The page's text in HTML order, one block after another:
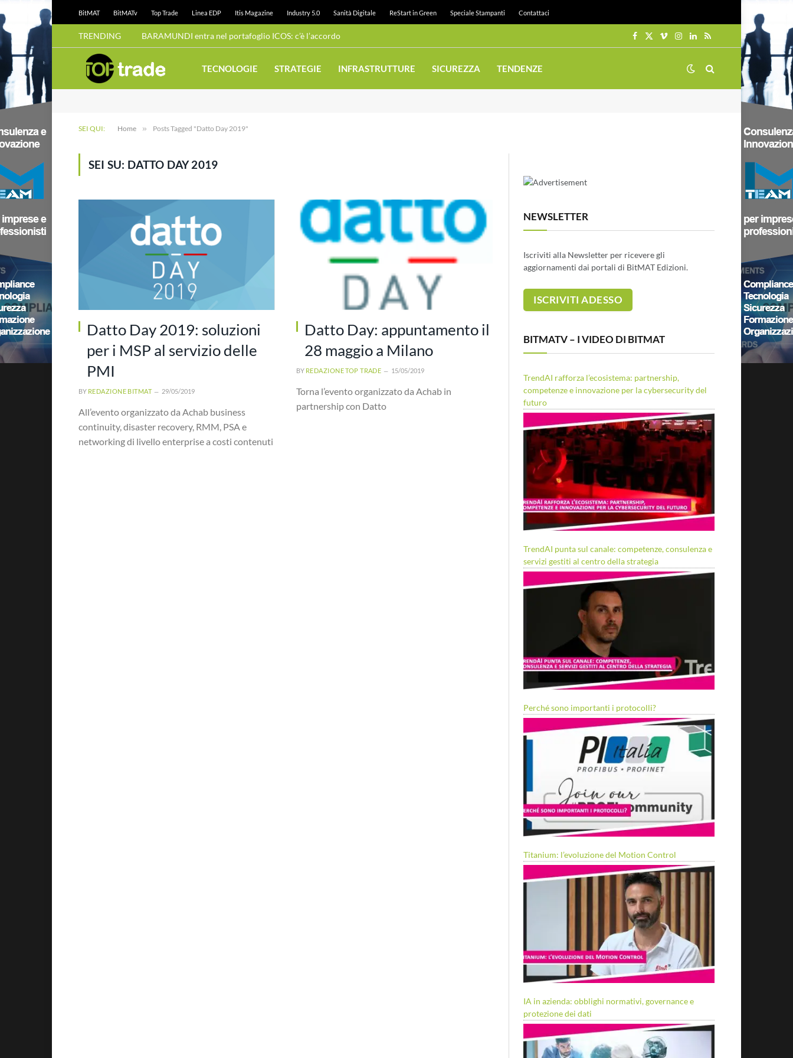
BitMAT BitMATv Top Trade Linea EDP Itis Magazine Industry 5.0 Sanità Digitale ReStart in Green Speciale Stampanti Contattaci
TRENDING BARAMUNDI entra nel portafoglio ICOS: c’è l’accordo
Facebook
X
VimeoInstagram
LinkedIn
RSS
TECNOLOGIE STRATEGIE INFRASTRUTTURE SICUREZZA TENDENZE
SEI QUI: Home » Posts Tagged "Datto Day 2019"
SEI SU: DATTO DAY 2019
Datto Day 2019: soluzioni
per i MSP al servizio delle
PMI
BY REDAZIONE BITMAT 29/05/2019
All’evento organizzato da Achab business
continuity, disaster recovery, RMM, PSA e
networking di livello enterprise a costi contenuti
Datto Day: appuntamento il
28 maggio a Milano
BY REDAZIONE TOP TRADE 15/05/2019
Torna l’evento organizzato da Achab in
partnership con Datto
NEWSLETTER
Iscriviti alla Newsletter per ricevere gli
aggiornamenti dai portali di BitMAT Edizioni.
BITMATV – I VIDEO DI BITMAT
TrendAI rafforza l’ecosistema: partnership,
competenze e innovazione per la cybersecurity del
futuro
TrendAI punta sul canale: competenze, consulenza e
servizi gestiti al centro della strategia
Perché sono importanti i protocolli?
Titanium: l’evoluzione del Motion Control
IA in azienda: obblighi normativi, governance e
protezione dei dati